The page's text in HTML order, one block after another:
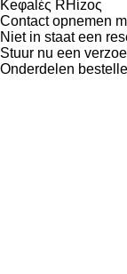
Keφalές RHίzoς
Contact opnemen
Niet in staat een
Stuur nu een
Onderdelen